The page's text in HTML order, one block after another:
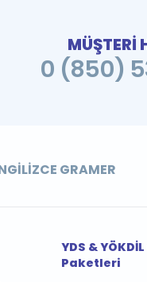
MÜŞTERİ
0 (850)
GRAMER
YDS &
Paketleri